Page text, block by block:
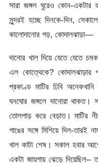
সারা জঙ্গল ঘুরেও কোন-একটার
সুন্দরই হচ্ছে দিনকে-দিন,
কালোদানোর গড়, কোদালঝাড়া—
দানোর খাল দিয়ে যেতে যেতে
এল কোত্থেকে? কোদালঝাড়ার
প্রকাণ্ড মাটির ঢিবি
ঘনঘোর জঙ্গলে দানোরা থাকত।
তোলপাড় করে বেড়াত। মাটির
গাঙের সঙ্গে মিশিয়ে দিল-তারই
খাল কাটা শেষ। সকাল হবার
একটা জায়গায় ঝেড়ে